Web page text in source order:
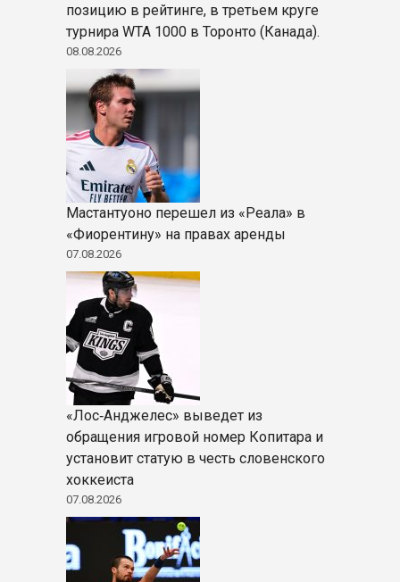
позицию в рейтинге, в третьем круге
турнира WTA 1000 в Торонто (Канада).
08.08.2026
Мастантуоно перешел из «Реала» в
«Фиорентину» на правах аренды
07.08.2026
«Лос‑Анджелес» выведет из
обращения игровой номер Копитара и
установит статую в честь словенского
хоккеиста
07.08.2026